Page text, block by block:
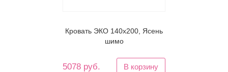
Кровать ЭКО 140х200, Ясень
шимо
5078 руб. В корзину